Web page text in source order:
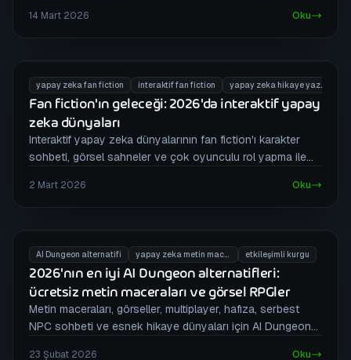
14 Mart 2026 Oku
yapay zeka fan fiction interaktif fan fiction yapay zeka hikaye yazarı
Fan fiction'ın geleceği: 2026'da interaktif yapay
zeka dünyaları
Interaktif yapay zeka dünyalarının fan fiction'ı karakter
sohbeti, görsel sahneler ve çok oyunculu rol yapma ile
2 Mart 2026 Oku
AI Dungeon alternatifi yapay zeka metin macerası etkileşimli kurgu
2026'nın en iyi AI Dungeon alternatifleri:
ücretsiz metin maceraları ve görsel RPGler
Metin maceraları, görseller, multiplayer, hafıza, serbest
NPC sohbeti ve esnek hikaye dünyaları için AI Dungeon
23 Şubat 2026 Oku